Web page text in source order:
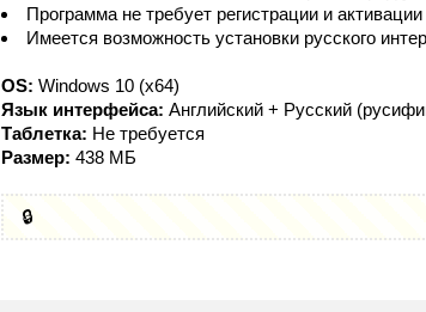
Программа не требует регистрации и
Имеется возможность установки русского
OS: Windows 10 (x64)
Язык интерфейса: Английский + Русский
Таблетка: Не требуется
Размер: 438 МБ
🔒